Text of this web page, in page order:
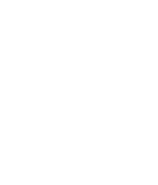
商品です。
出す予定はありません。
認中の商品です。
などやむを得ず変更すること